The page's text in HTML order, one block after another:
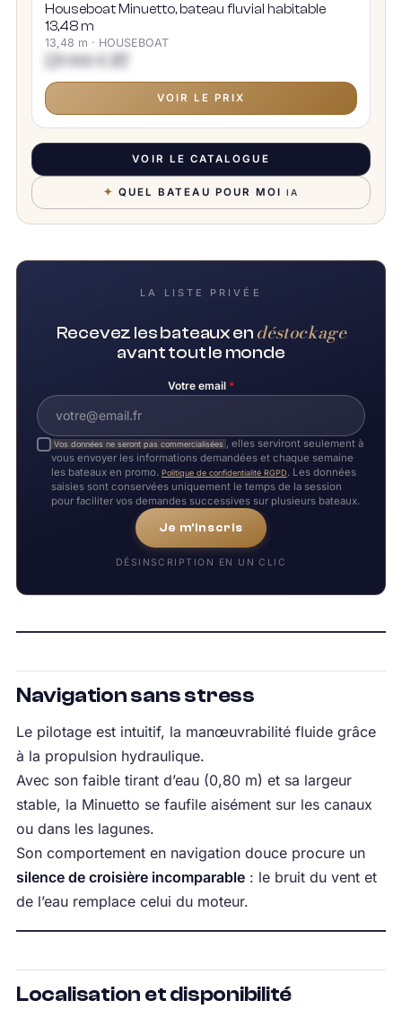
Houseboat Minuetto, bateau fluvial habitable
13,48 m
13,48 m · HOUSEBOAT
129 000 € HT
VOIR LE PRIX
VOIR LE CATALOGUE
✦ QUEL BATEAU POUR MOIIA
LA LISTE PRIVÉE
Recevez les bateaux en déstockage
avant tout le monde
Votre email *
Vos données ne seront pas commercialisées , elles serviront seulement à
vous envoyer les informations demandées et chaque semaine
les bateaux en promo. Politique de confidentialité RGPD. Les données
saisies sont conservées uniquement le temps de la session
pour faciliter vos demandes successives sur plusieurs bateaux.
Je m'inscris
DÉSINSCRIPTION EN UN CLIC
Navigation sans stress
Le pilotage est intuitif, la manœuvrabilité fluide grâce
à la propulsion hydraulique.
Avec son faible tirant d’eau (0,80 m) et sa largeur
stable, la Minuetto se faufile aisément sur les canaux
ou dans les lagunes.
Son comportement en navigation douce procure un
silence de croisière incomparable: le bruit du vent et
de l’eau remplace celui du moteur.
Localisation et disponibilité